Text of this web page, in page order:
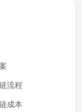
流程
成本